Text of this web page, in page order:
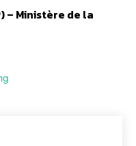
– Ministère de la